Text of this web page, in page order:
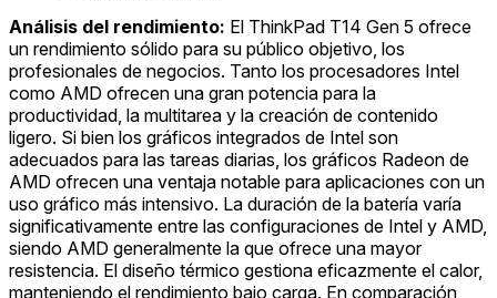
Análisis del rendimiento: El ThinkPad T14 Gen 5 ofrece
un rendimiento sólido para su público objetivo, los
profesionales de negocios. Tanto los procesadores Intel
como AMD ofrecen una gran potencia para la
productividad, la multitarea y la creación de contenido
ligero. Si bien los gráficos integrados de Intel son
adecuados para las tareas diarias, los gráficos Radeon de
AMD ofrecen una ventaja notable para aplicaciones con un
uso gráfico más intensivo. La duración de la batería varía
significativamente entre las configuraciones de Intel y AMD,
siendo AMD generalmente la que ofrece una mayor
resistencia. El diseño térmico gestiona eficazmente el calor,
manteniendo el rendimiento bajo carga. En comparación